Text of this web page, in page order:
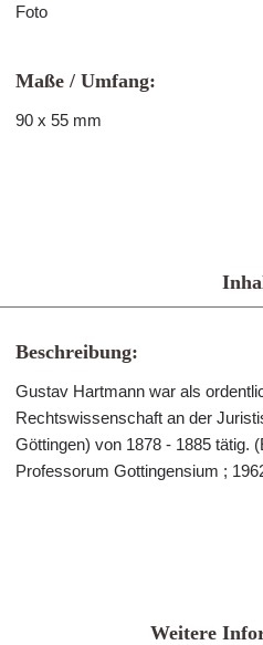
Foto
Maße / Umfang:
90 x 55 mm
Beschreibung:
Gustav Hartmann war als
Rechtswissenschaft an der
Göttingen) von 1878 - 1885 tätig.
Professorum Gottingensium ;
Weitere